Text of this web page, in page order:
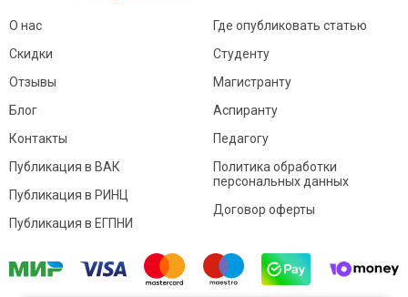
О нас
Скидки
Отзывы
Блог
Контакты
Где опубликовать статью
Студенту
Магистранту
Аспиранту
Педагогу
Публикация в ВАК
Публикация в РИНЦ
Публикация в ЕГПНИ
Политика обработки
персональных данных
Договор оферты